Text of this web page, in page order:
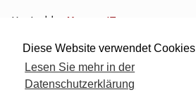
Diese Website verwendet
Lesen Sie mehr in der
Datenschutzerklärung
Hosted by My own IT.